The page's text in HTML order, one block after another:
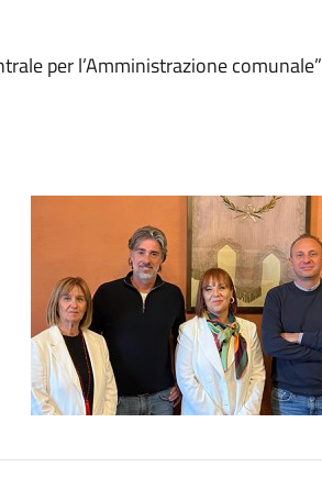
per l’Amministrazione comunale”